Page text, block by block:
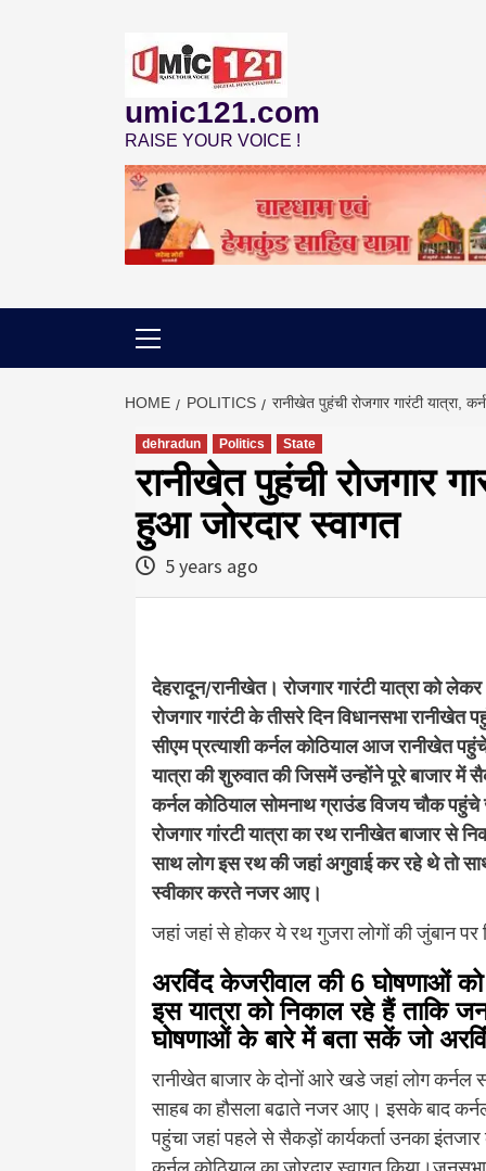
umic121.com
RAISE YOUR VOICE !
HOME POLITICS रानीखेत पुहंची रोजगार गारंटी यात्रा,
dehradun Politics State
रानीखेत पुहंची रोजगार
हुआ जोरदार स्वागत
5 years ago
देहरादून/रानीखेत। रोजगार गारंटी यात्रा को
रोजगार गारंटी के तीसरे दिन विधानसभा रानीखेत
सीएम प्रत्याशी कर्नल कोठियाल आज रानीखेत
यात्रा की शुरुवात की जिसमें उन्होंने पूरे बाजार
कर्नल कोठियाल सोमनाथ ग्राउंड विजय चौक पहुंचे
रोजगार गांरटी यात्रा का रथ रानीखेत बाजार
साथ लोग इस रथ की जहां अगुवाई कर रहे थे तो
स्वीकार करते नजर आए।
जहां जहां से होकर ये रथ गुजरा लोगों की जुंबान पर
अरविंद केजरीवाल की 6 घोषणाओं
इस यात्रा को निकाल रहे हैं ताकि
घोषणाओं के बारे में बता सकें जो
रानीखेत बाजार के दोनों आरे खडे जहां लोग
साहब का हौसला बढाते नजर आए। इसके बाद
पहुंचा जहां पहले से सैकड़ों कार्यकर्ता उनका